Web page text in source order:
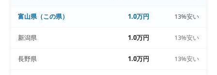
富山県（この県） 1.0万円 13%安い
新潟県 1.0万円 13%安い
長野県 1.0万円 13%安い